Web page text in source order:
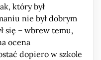
który był
nie był dobrym
się – wbrew temu,
ocena
dopiero w szkole